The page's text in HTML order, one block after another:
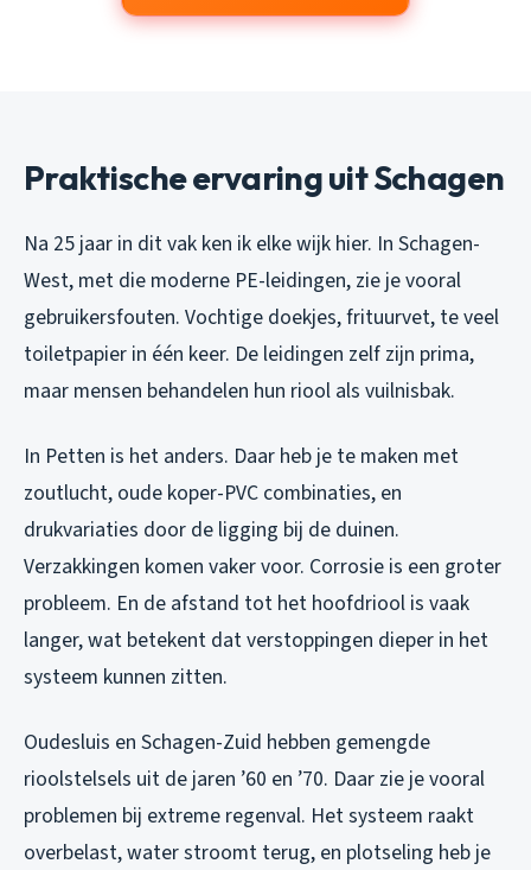
Praktische ervaring uit Schagen
Na 25 jaar in dit vak ken ik elke wijk hier. In Schagen-
West, met die moderne PE-leidingen, zie je vooral
gebruikersfouten. Vochtige doekjes, frituurvet, te veel
toiletpapier in één keer. De leidingen zelf zijn prima,
maar mensen behandelen hun riool als vuilnisbak.
In Petten is het anders. Daar heb je te maken met
zoutlucht, oude koper-PVC combinaties, en
drukvariaties door de ligging bij de duinen.
Verzakkingen komen vaker voor. Corrosie is een groter
probleem. En de afstand tot het hoofdriool is vaak
langer, wat betekent dat verstoppingen dieper in het
systeem kunnen zitten.
Oudesluis en Schagen-Zuid hebben gemengde
rioolstelsels uit de jaren ’60 en ’70. Daar zie je vooral
problemen bij extreme regenval. Het systeem raakt
overbelast, water stroomt terug, en plotseling heb je